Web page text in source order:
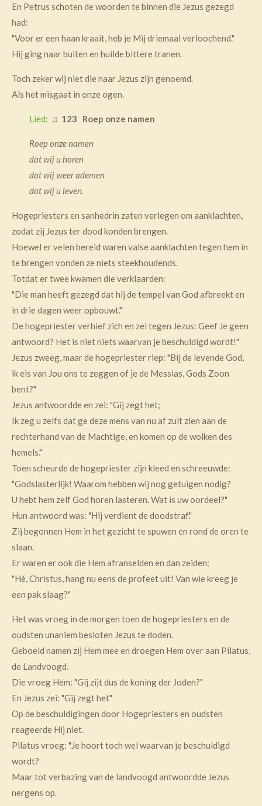
En Petrus schoten de woorden te binnen die Jezus gezegd
had:
"Voor er een haan kraait, heb je Mij driemaal verloochend."
Hij ging naar buiten en huilde bittere tranen.
Toch zeker wij niet die naar Jezus zijn genoemd.
Als het misgaat in onze ogen.
Lied: ♫ 123 Roep onze namen
Roep onze namen
dat wij u horen
dat wij weer ademen
dat wij u leven.
Hogepriesters en sanhedrin zaten verlegen om aanklachten,
zodat zij Jezus ter dood konden brengen.
Hoewel er velen bereid waren valse aanklachten tegen hem in
te brengen vonden ze niets steekhoudends.
Totdat er twee kwamen die verklaarden:
"Die man heeft gezegd dat hij de tempel van God afbreekt en
in drie dagen weer opbouwt."
De hogepriester verhief zich en zei tegen Jezus: Geef Je geen
antwoord? Het is niet niets waarvan je beschuldigd wordt!"
Jezus zweeg, maar de hogepriester riep: "Bij de levende God,
ik eis van Jou ons te zeggen of je de Messias, Gods Zoon
bent?"
Jezus antwoordde en zei: "Gij zegt het;
Ik zeg u zelfs dat ge deze mens van nu af zult zien aan de
rechterhand van de Machtige, en komen op de wolken des
hemels."
Toen scheurde de hogepriester zijn kleed en schreeuwde:
"Godslasterlijk! Waarom hebben wij nog getuigen nodig?
U hebt hem zelf God horen lasteren. Wat is uw oordeel?"
Hun antwoord was: "Hij verdient de doodstraf."
Zij begonnen Hem in het gezicht te spuwen en rond de oren te
slaan.
Er waren er ook die Hem afranselden en dan zeiden:
"Hé, Christus, hang nu eens de profeet uit! Van wie kreeg je
een pak slaag?"
Het was vroeg in de morgen toen de hogepriesters en de
oudsten unaniem besloten Jezus te doden.
Geboeid namen zij Hem mee en droegen Hem over aan Pilatus,
de Landvoogd.
Die vroeg Hem: "Gij zijt dus de koning der Joden?"
En Jezus zei: "Gij zegt het"
Op de beschuldigingen door Hogepriesters en oudsten
reageerde Hij niet.
Pilatus vroeg: "Je hoort toch wel waarvan je beschuldigd
wordt?
Maar tot verbazing van de landvoogd antwoordde Jezus
nergens op.